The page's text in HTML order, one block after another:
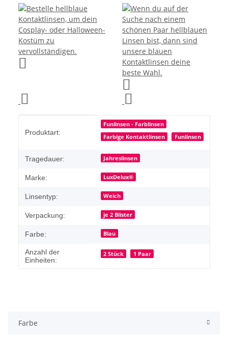
Produktart:
Funlinsen - Farblinsen
Farbige Kontaktlinsen
Funlinsen
Tragedauer: Jahreslinsen
Marke: LuxDelux®
Linsentyp: Weich
Verpackung: je 2 Blister
Farbe: Blau
Anzahl der
Einheiten:
2 Stück 1 Paar
Farbe